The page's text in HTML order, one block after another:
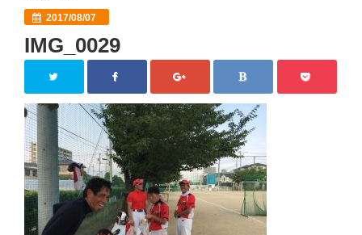
スポーツ障害
患者様の声
アクセス
院長プロフィール
blog
Close
2017/08/07
IMG_0029